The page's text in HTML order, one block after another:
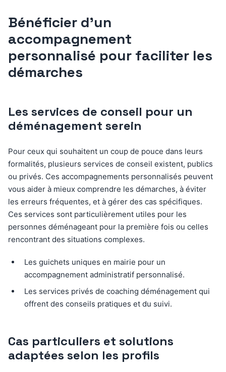
Bénéficier d’un
accompagnement
personnalisé pour faciliter les
démarches
Les services de conseil pour un
déménagement serein
Pour ceux qui souhaitent un coup de pouce dans leurs
formalités, plusieurs services de conseil existent, publics
ou privés. Ces accompagnements personnalisés peuvent
vous aider à mieux comprendre les démarches, à éviter
les erreurs fréquentes, et à gérer des cas spécifiques.
Ces services sont particulièrement utiles pour les
personnes déménageant pour la première fois ou celles
rencontrant des situations complexes.
Les guichets uniques en mairie pour un
accompagnement administratif personnalisé.
Les services privés de coaching déménagement qui
offrent des conseils pratiques et du suivi.
Cas particuliers et solutions
adaptées selon les profils